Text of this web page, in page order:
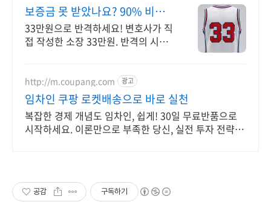
보증금 못 받았나요? 90% 비용
거품 제거
33만원으로 반격하세요! 변호사가 직
접 작성한 소장 33만원. 반격의 시작!
http://m.coupang.com 광고
임차인 쿠팡 로켓배송으로 바로 실천
복잡한 경제 개념도 임차인, 쉽게! 30일 무료반품으로
시작하세요. 이론만으로 부족한 당신, 실전 투자 전략을
공감 구독하기